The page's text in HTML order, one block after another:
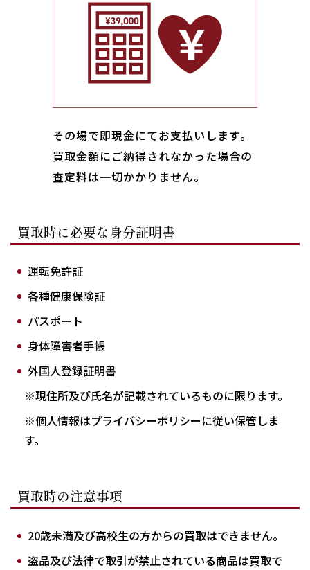
その場で即現金にてお支払いします｡
買取金額にご納得されなかった場合の
査定料は一切かかりません。
買取時に必要な身分証明書
運転免許証
各種健康保険証
パスポート
身体障害者手帳
外国人登録証明書
※現住所及び氏名が記載されているものに限ります。
※個人情報はプライバシーポリシーに従い保管しま
す。
買取時の注意事項
20歳未満及び高校生の方からの買取はできません。
盗品及び法律で取引が禁止されている商品は買取で